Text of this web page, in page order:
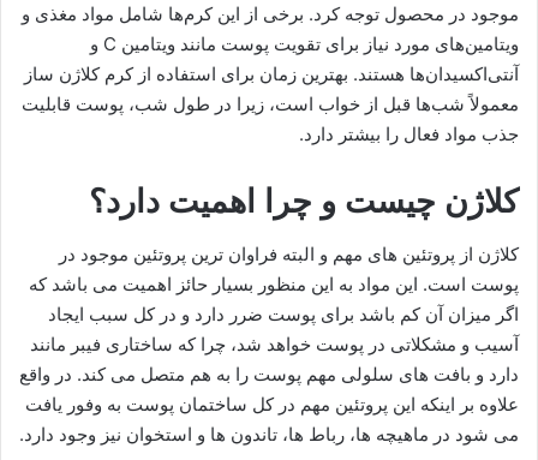
موجود در محصول توجه کرد. برخی از این کرم‌ها شامل مواد مغذی و
ویتامین‌های مورد نیاز برای تقویت پوست مانند ویتامین C و
آنتی‌اکسیدان‌ها هستند. بهترین زمان برای استفاده از کرم کلاژن ساز
معمولاً شب‌ها قبل از خواب است، زیرا در طول شب، پوست قابلیت
جذب مواد فعال را بیشتر دارد.
کلاژن چیست و چرا اهمیت دارد؟
کلاژن از پروتئین های مهم و البته فراوان ترین پروتئین موجود در
پوست است. این مواد به این منظور بسیار حائز اهمیت می باشد که
اگر میزان آن کم باشد برای پوست ضرر دارد و در کل سبب ایجاد
آسیب و مشکلاتی در پوست خواهد شد، چرا که ساختاری فیبر مانند
دارد و بافت های سلولی مهم پوست را به هم متصل می کند. در واقع
علاوه بر اینکه این پروتئین مهم در کل ساختمان پوست به وفور یافت
می شود در ماهیچه‌ ها، رباط‌ ها، تاندون‌ ها و استخوان نیز وجود دارد.